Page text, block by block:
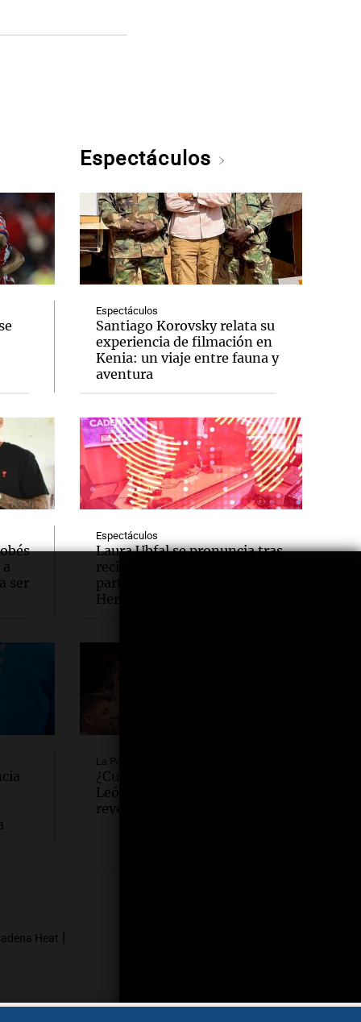
ser
Espectáculos
Espectáculos
Santiago Korovsky relata su
experiencia de filmación en
Kenia: un viaje entre fauna y
aventura
Espectáculos
Laura Ubfal se pronuncia tras
recibir carta documento de
participante de Gran
Hermano
La Popu
¿Cuáles son los hits de Carin
León que fueron
reversionados al cuarteto?
Heat |